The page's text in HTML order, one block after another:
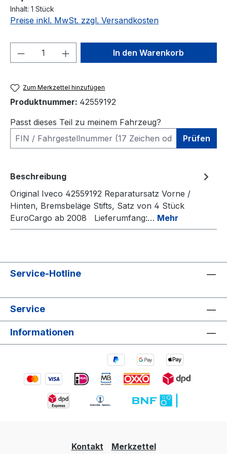
Inhalt: 1 Stück
Preise inkl. MwSt. zzgl. Versandkosten
Produkt Anzahl: Gib denIn den Warenkorb
Zum Merkzettel hinzufügen
Produktnummer: 42559192
Passt dieses Teil zu meinem Fahrzeug?
Prüfen
Beschreibung
Original Iveco 42559192 Reparatursatz Vorne /
Hinten, Bremsbeläge Stifts, Satz von 4 Stück
EuroCargo ab 2008 Lieferumfang:… Mehr
Service-Hotline
Service
Informationen
Kontakt Merkzettel